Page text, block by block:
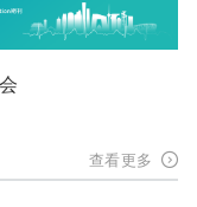
查看更多